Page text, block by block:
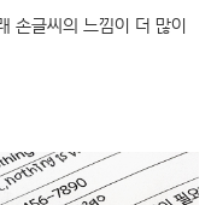
손글씨의 느낌이 더 많이